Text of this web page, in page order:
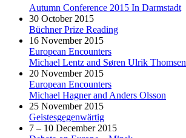
Autumn Conference 2015 In Darmstadt
30 October 2015
Büchner Prize Reading
16 November 2015
European Encounters
Michael Lentz and Søren Ulrik Thomsen
20 November 2015
European Encounters
Michael Hagner and Anders Olsson
25 November 2015
Geistesgegenwärtig
7 – 10 December 2015